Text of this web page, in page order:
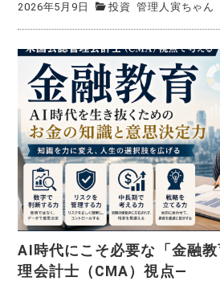
2026年5月9日 投資 管理人寅ちゃん
AI時代にこそ必要な「金融
理会計士（CMA）視点—